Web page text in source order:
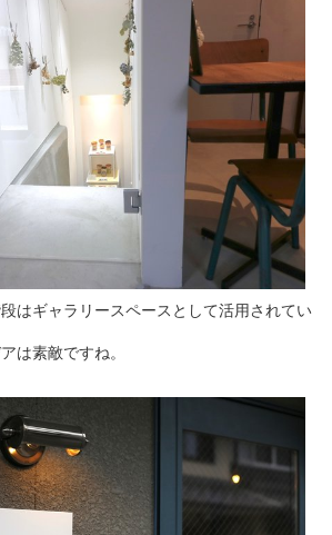
はギャラリースペースとして活用されてい
は素敵ですね。